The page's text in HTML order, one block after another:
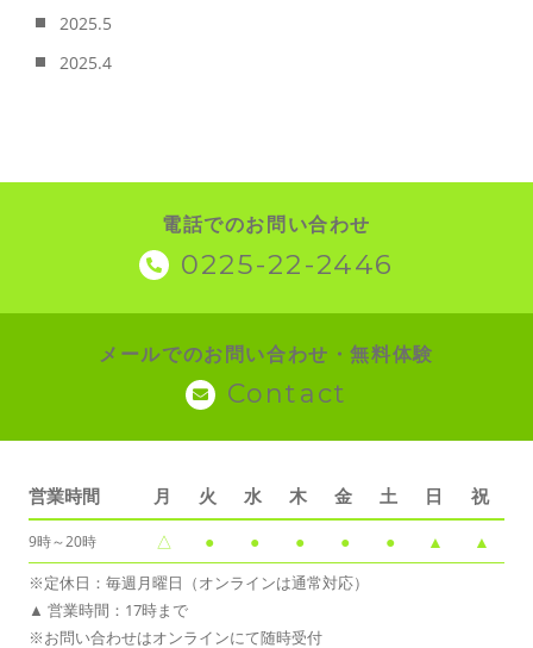
2025.5
2025.4
電話でのお問い合わせ
0225-22-2446
メールでのお問い合わせ・無料体験
Contact
営業時間 月 火 水 木 金 土 日 祝
9時～20時 △ ● ● ● ● ● ▲ ▲
※定休日：毎週月曜日（オンラインは通常対応）
▲ 営業時間：17時まで
※お問い合わせはオンラインにて随時受付